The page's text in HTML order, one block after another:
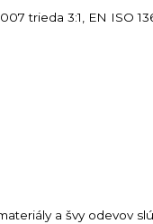
trieda 3:1, EN ISO
a švy odevov